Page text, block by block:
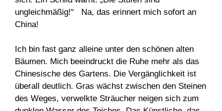
ungleichmäßig!“ Na, das erinnert mich sofort an
China!
Ich bin fast ganz alleine unter den schönen alten
Bäumen. Mich beeindruckt die Ruhe mehr als das
Chinesische des Gartens. Die Vergänglichkeit ist
überall deutlich. Gras wächst zwischen den Steinen
des Weges, verwelkte Sträucher neigen sich zum